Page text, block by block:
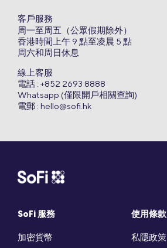
SoFi 服務
加密貨幣
使用條款
私隱政策
客戶服務
周一至周五（公眾假期除外）
香港時間上午 9 點至凌晨 5 點
周六和周日休息
線上客服
電話 : +852 2693 8888
Whatsapp (僅限開戶相關查詢)
電郵 : hello@sofi.hk